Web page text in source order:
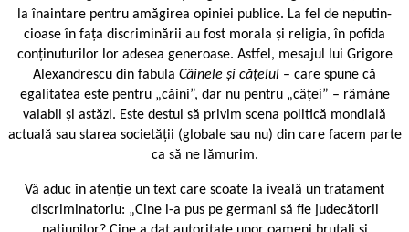
la înaintare pentru amăgirea opiniei publice. La fel de neputin­
cioase în fața discriminării au fost morala și religia, în pofida
conținuturilor lor adesea generoase. Astfel, mesajul lui Grigore
Alexandrescu din fabula Câinele și cățelul – care spune că
egalitatea este pentru „câini”, dar nu pentru „căței” – rămâne
valabil și astăzi. Este destul să privim scena politică mondială
actuală sau starea societății (globale sau nu) din care facem parte
ca să ne lămurim.
Vă aduc în atenție un text care scoate la iveală un tratament
discriminatoriu: „Cine i-a pus pe germani să fie judecătorii